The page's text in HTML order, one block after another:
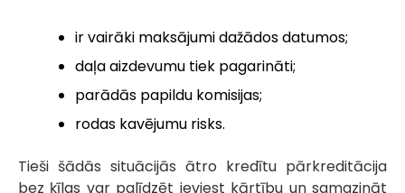
ir vairāki maksājumi dažādos datumos;
daļa aizdevumu tiek pagarināti;
parādās papildu komisijas;
rodas kavējumu risks.
Tieši šādās situācijās ātro kredītu pārkreditācija
bez ķīlas var palīdzēt ieviest kārtību un samazināt